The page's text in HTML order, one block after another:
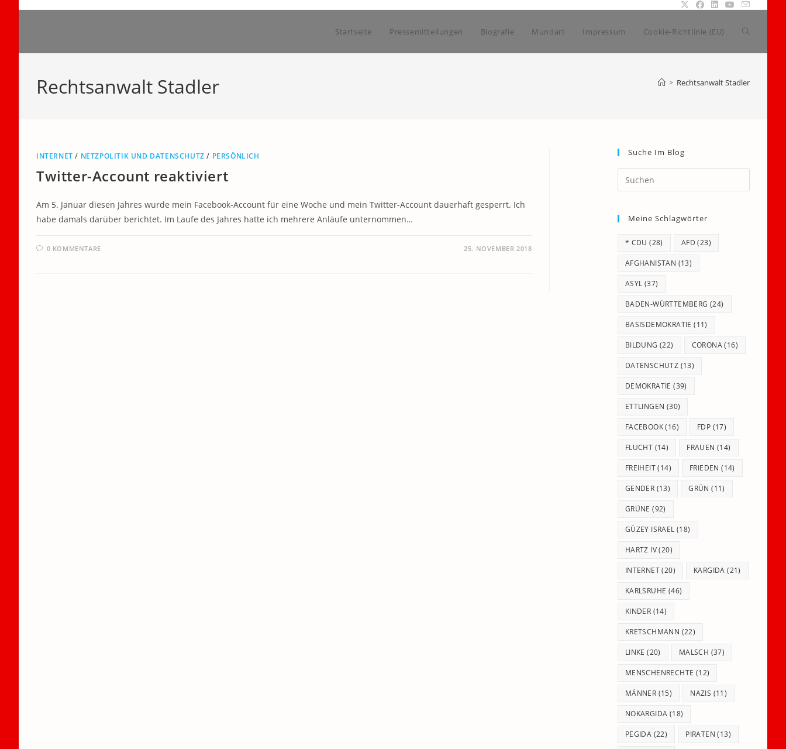
Startseite Pressemitteilungen Biografie Mundart Impressum Cookie-Richtlinie (EU) Website-
Rechtsanwalt Stadler > Rechtsanwalt Stadler
INTERNET / NETZPOLITIK UND DATENSCHUTZ / PERSÖNLICH
Twitter-Account reaktiviert
Am 5. Januar diesen Jahres wurde mein Facebook-Account für eine Woche und mein Twitter-Account dauerhaft gesperrt. Ich
habe damals darüber berichtet. Im Laufe des Jahres hatte ich mehrere Anläufe unternommen…
0 KOMMENTARE 25. NOVEMBER 2018
Suche Im Blog
Escape
Meine Schlagwörter
* CDU (28) AFD (23)
AFGHANISTAN (13)
ASYL (37)
BADEN-WÜRTTEMBERG (24)
BASISDEMOKRATIE (11)
BILDUNG (22) CORONA(16)
DATENSCHUTZ (13)
DEMOKRATIE (39)
ETTLINGEN (30)
FACEBOOK(16) FDP (17)
FLUCHT (14) FRAUEN (14)
FREIHEIT(14) FRIEDEN (14)
GENDER (13) GRÜN (11)
GRÜNE (92)
GÜZEY ISRAEL (18)
HARTZ IV(20)
INTERNET(20) KARGIDA (21)
KARLSRUHE (46)
KINDER (14)
KRETSCHMANN (22)
LINKE (20) MALSCH (37)
MENSCHENRECHTE (12)
MÄNNER (15) NAZIS (11)
NOKARGIDA (18)
PEGIDA (22) PIRATEN (13)